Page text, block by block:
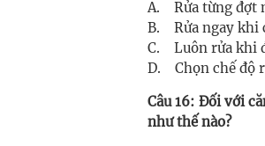
A. Rửa từng đợt
B. Rửa ngay khi
C. Luôn rửa khi
D. Chọn chế độ
Câu 16: Đối với
như thế nào?